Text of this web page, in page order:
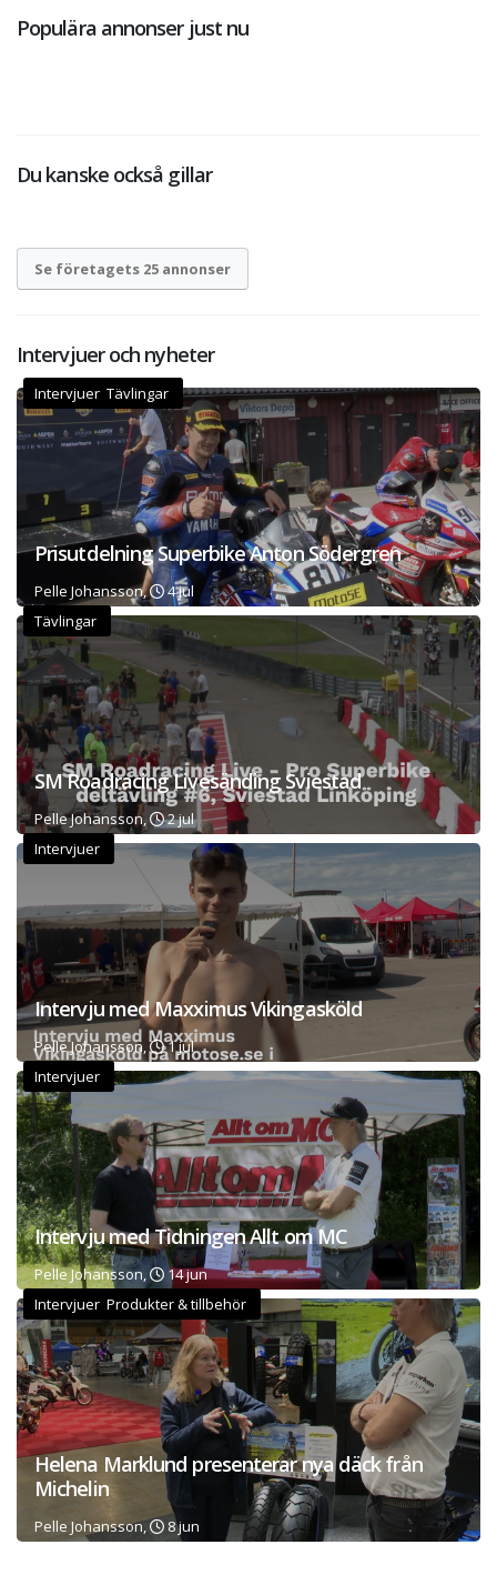
Populära annonser just nu
Du kanske också gillar
Se företagets 25 annonser
Intervjuer och nyheter
Intervjuer Tävlingar
Prisutdelning Superbike Anton Södergren
Pelle Johansson,
4 jul
Tävlingar
SM Roadracing Livesänding Sviestad
Pelle Johansson,
2 jul
Intervjuer
Intervju med Maxximus Vikingasköld
Pelle Johansson,
1 jul
Intervjuer
Intervju med Tidningen Allt om MC
Pelle Johansson,
14 jun
Intervjuer Produkter & tillbehör
Helena Marklund presenterar nya däck från
Michelin
Pelle Johansson, 8 jun